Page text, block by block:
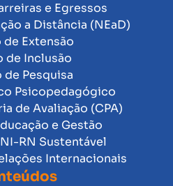
e Egressos
a Distância (NEaD)
Extensão
de Inclusão
de Pesquisa
Psicopedagógico
de Avaliação (CPA)
e Gestão
RN Sustentável
Internacionais